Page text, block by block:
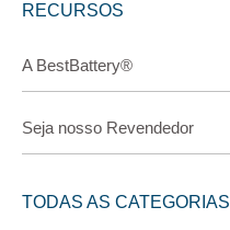
RECURSOS
A BestBattery®
Seja nosso Revendedor
TODAS AS CATEGORIAS